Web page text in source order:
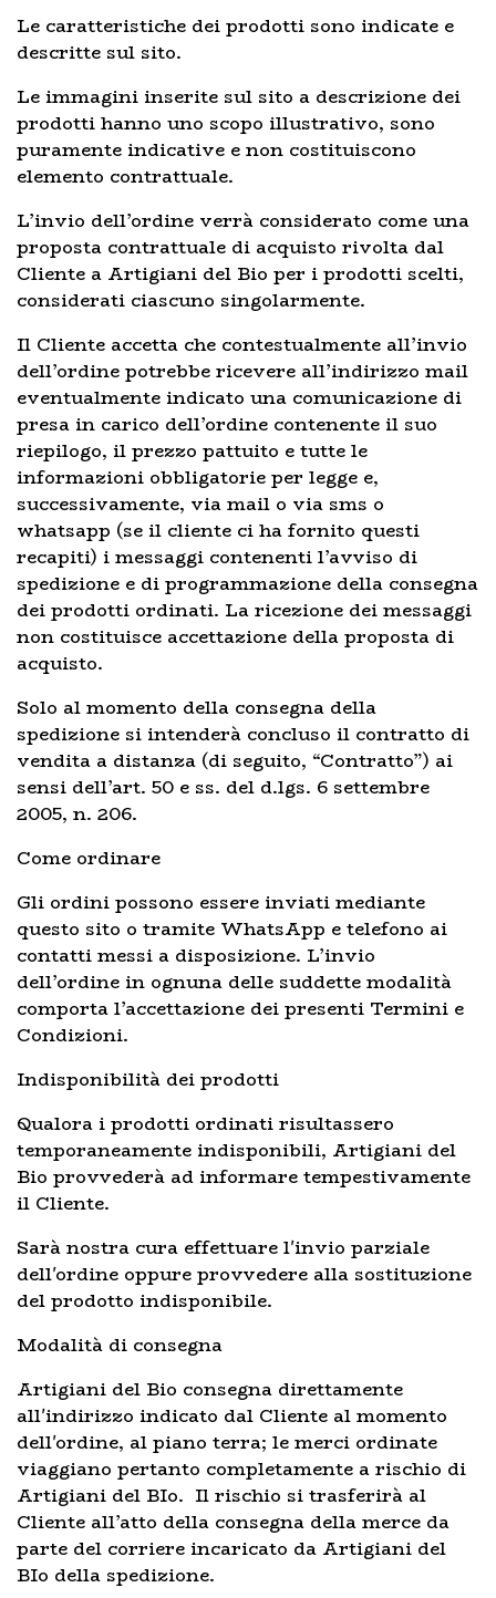
Le caratteristiche dei prodotti sono indicate e
descritte sul sito.
Le immagini inserite sul sito a descrizione dei
prodotti hanno uno scopo illustrativo, sono
puramente indicative e non costituiscono
elemento contrattuale.
L’invio dell’ordine verrà considerato come una
proposta contrattuale di acquisto rivolta dal
Cliente a Artigiani del Bio per i prodotti scelti,
considerati ciascuno singolarmente.
Il Cliente accetta che contestualmente all’invio
dell’ordine potrebbe ricevere all’indirizzo mail
eventualmente indicato una comunicazione di
presa in carico dell’ordine contenente il suo
riepilogo, il prezzo pattuito e tutte le
informazioni obbligatorie per legge e,
successivamente, via mail o via sms o
whatsapp (se il cliente ci ha fornito questi
recapiti) i messaggi contenenti l’avviso di
spedizione e di programmazione della consegna
dei prodotti ordinati. La ricezione dei messaggi
non costituisce accettazione della proposta di
acquisto.
Solo al momento della consegna della
spedizione si intenderà concluso il contratto di
vendita a distanza (di seguito, “Contratto”) ai
sensi dell’art. 50 e ss. del d.lgs. 6 settembre
2005, n. 206.
Come ordinare
Gli ordini possono essere inviati mediante
questo sito o tramite WhatsApp e telefono ai
contatti messi a disposizione. L’invio
dell’ordine in ognuna delle suddette modalità
comporta l’accettazione dei presenti Termini e
Condizioni.
Indisponibilità dei prodotti
Qualora i prodotti ordinati risultassero
temporaneamente indisponibili, Artigiani del
Bio provvederà ad informare tempestivamente
il Cliente.
Sarà nostra cura effettuare l'invio parziale
dell'ordine oppure provvedere alla sostituzione
del prodotto indisponibile.
Modalità di consegna
Artigiani del Bio consegna direttamente
all'indirizzo indicato dal Cliente al momento
dell'ordine, al piano terra; le merci ordinate
viaggiano pertanto completamente a rischio di
Artigiani del BIo. Il rischio si trasferirà al
Cliente all’atto della consegna della merce da
parte del corriere incaricato da Artigiani del
BIo della spedizione.